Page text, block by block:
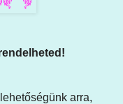
arra,